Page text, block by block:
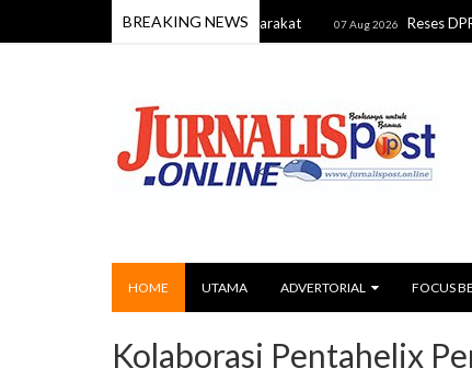
BREAKING NEWS
Kebersamaan dengan Masyarakat 07 Aug 2026 Reses DPRD
HOME UTAMA ADVERTORIAL FOCUS
Kolaborasi Pentahelix